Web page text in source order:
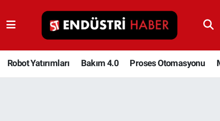
Robot Yatırımları Bakım 4.0 Proses Otomasyonu
Robot Yatırımları
Bakım 4.0